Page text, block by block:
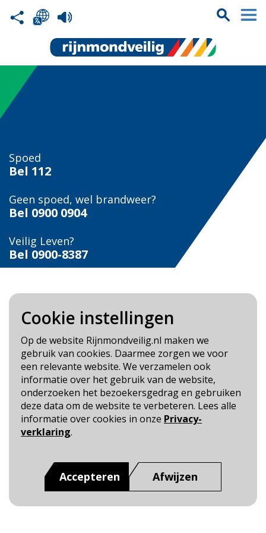
Cookie instellingen
Op de website Rijnmondveilig.nl maken we
gebruik van cookies. Daarmee zorgen we voor
een relevante website. We verzamelen ook
informatie over het gebruik van de website,
onderzoeken het bezoekersgedrag en gebruiken
deze data om de website te verbeteren. Lees alle
informatie over cookies in onze Privacy-
verklaring.
Accepteren Afwijzen
Spoed
Bel 112
Geen spoed, wel brandweer?
Bel 0900 0904
Veilig Leven?
Bel 0900-8387
Blijf op de hoogte
Cookie- en Privacybeleid
Toegankelijkheid
Dit is een website van:Veiligheidsregio Rotterdam-
Rijnmond